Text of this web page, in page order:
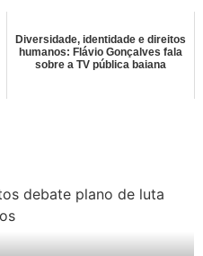
Diversidade, identidade e direitos
humanos: Flávio Gonçalves fala
sobre a TV pública baiana